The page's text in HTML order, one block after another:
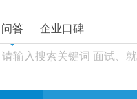
问答 企业口碑